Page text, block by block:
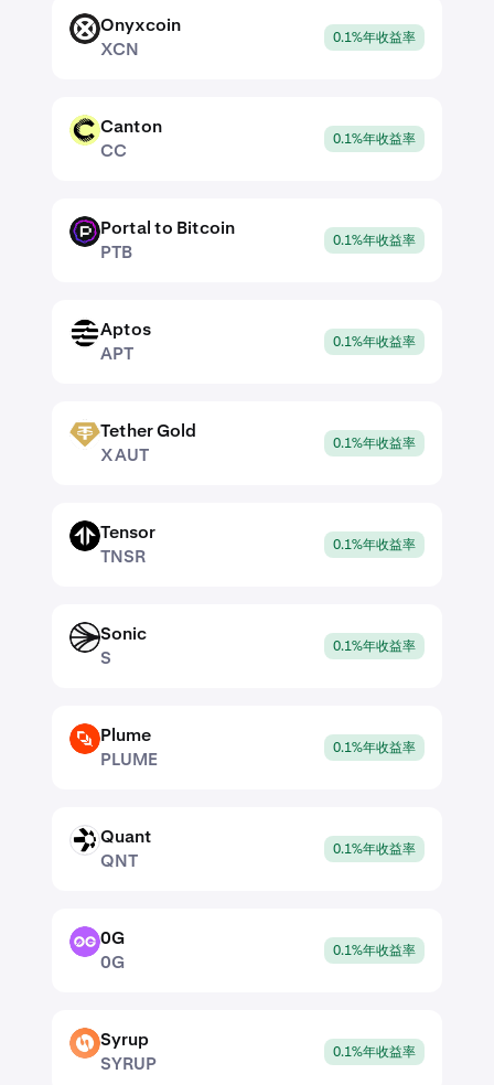
XCN
Onyxcoin
XCN
0.1%年收益率
CC
Canton
CC
0.1%年收益率
PTB
Portal to Bitcoin
PTB
0.1%年收益率
APT
Aptos
APT
0.1%年收益率
XAUT
Tether Gold
XAUT
0.1%年收益率
TNSR
Tensor
TNSR
0.1%年收益率
S
Sonic
S
0.1%年收益率
PLUME
Plume
PLUME
0.1%年收益率
QNT
Quant
QNT
0.1%年收益率
0G
0G
0G
0.1%年收益率
SYRUP
Syrup
SYRUP
0.1%年收益率